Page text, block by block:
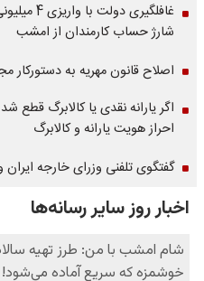
غافلگیری
شارژ حساب کارمندان از امشب
اصلاح قانون مهریه به
اگر یارانه نقدی یا کالابرگ قطع
احراز هویت یارانه و کالابرگ
گفتگوی تلفنی وزرای خارجه ایران